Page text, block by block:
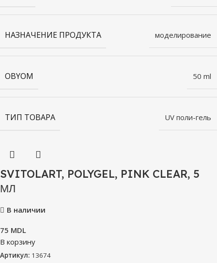
НАЗНАЧЕНИЕ ПРОДУКТА моделирование
OBYOM 50 ml
ТИП ТОВАРА UV поли-гель
SVITOLART, POLYGEL, PINK CLEAR, 5
МЛ
В наличии
75 MDL
В корзину
Артикул: 13674